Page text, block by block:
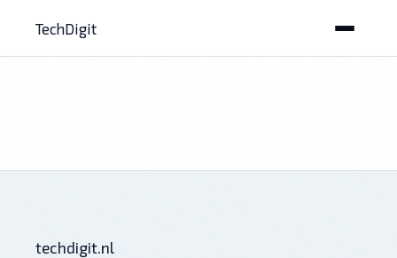
TechDigit
techdigit.nl